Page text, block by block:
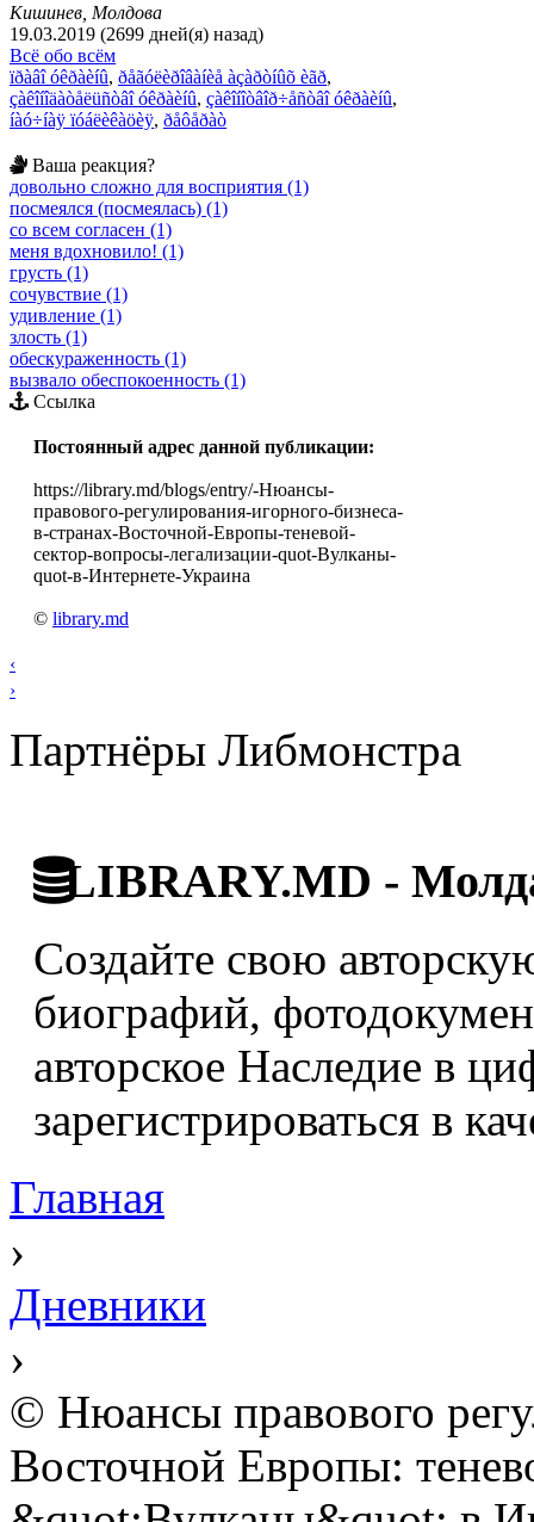
Кишинев, Молдова
19.03.2019 (2699 дней(я) назад)
Всё обо всём
ïðàâî óêðàèíû, ðåãóëèðîâàíèå àçàðòíûõ èãð,
çàêîíîäàòåëüñòâî óêðàèíû, çàêîíîòâîð÷åñòâî óêðàèíû,
íàó÷íàÿ ïóáëèêàöèÿ, ðåôåðàò
Ваша реакция?
довольно сложно для восприятия (1)
посмеялся (посмеялась) (1)
со всем согласен (1)
меня вдохновило! (1)
грусть (1)
сочувствие (1)
удивление (1)
злость (1)
обескураженность (1)
вызвало обеспокоенность (1)
Ссылка
Постоянный адрес данной публикации:
https://library.md/blogs/entry/-Нюансы-
правового-регулирования-игорного-бизнеса-
в-странах-Восточной-Европы-теневой-
сектор-вопросы-легализации-quot-Вулканы-
quot-в-Интернете-Украина
© library.md
‹
›
Партнёры Либмонстра
LIBRARY.MD -
Создайте свою
биографий,
авторское Наследие в
зарегистрироваться в
Главная
›
Дневники
›
© Нюансы правового
Восточной Европы: